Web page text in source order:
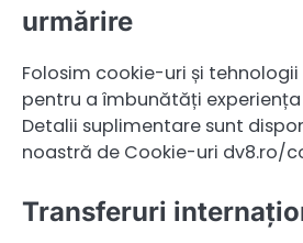
urmărire
Folosim cookie-uri și
pentru a îmbunătăți
Detalii suplimentare sunt
noastră de Cookie-uri dv8.ro/
Transferuri